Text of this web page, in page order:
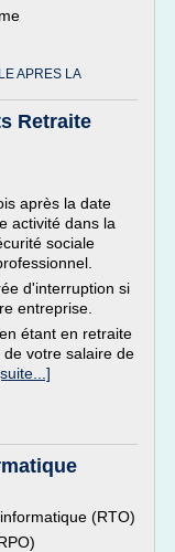
APRES LA
Retraite
après la date
activité dans la
sociale
d'interruption si
entreprise.
étant en retraite
votre salaire de
(RTO)